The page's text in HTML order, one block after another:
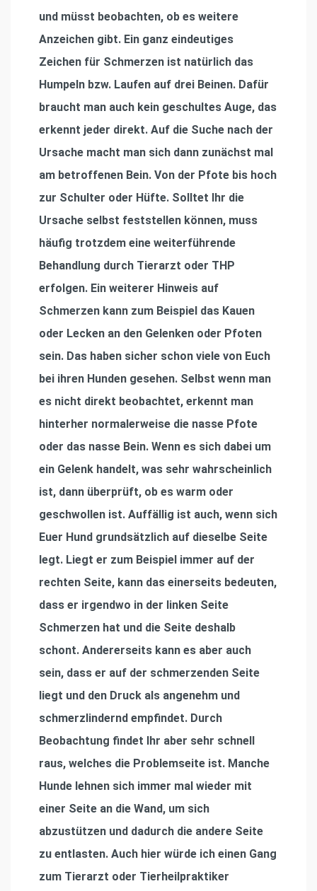
und müsst beobachten, ob es weitere
Anzeichen gibt. Ein ganz eindeutiges
Zeichen für Schmerzen ist natürlich das
Humpeln bzw. Laufen auf drei Beinen. Dafür
braucht man auch kein geschultes Auge, das
erkennt jeder direkt. Auf die Suche nach der
Ursache macht man sich dann zunächst mal
am betroffenen Bein. Von der Pfote bis hoch
zur Schulter oder Hüfte. Solltet Ihr die
Ursache selbst feststellen können, muss
häufig trotzdem eine weiterführende
Behandlung durch Tierarzt oder THP
erfolgen. Ein weiterer Hinweis auf
Schmerzen kann zum Beispiel das Kauen
oder Lecken an den Gelenken oder Pfoten
sein. Das haben sicher schon viele von Euch
bei ihren Hunden gesehen. Selbst wenn man
es nicht direkt beobachtet, erkennt man
hinterher normalerweise die nasse Pfote
oder das nasse Bein. Wenn es sich dabei um
ein Gelenk handelt, was sehr wahrscheinlich
ist, dann überprüft, ob es warm oder
geschwollen ist. Auffällig ist auch, wenn sich
Euer Hund grundsätzlich auf dieselbe Seite
legt. Liegt er zum Beispiel immer auf der
rechten Seite, kann das einerseits bedeuten,
dass er irgendwo in der linken Seite
Schmerzen hat und die Seite deshalb
schont. Andererseits kann es aber auch
sein, dass er auf der schmerzenden Seite
liegt und den Druck als angenehm und
schmerzlindernd empfindet. Durch
Beobachtung findet Ihr aber sehr schnell
raus, welches die Problemseite ist. Manche
Hunde lehnen sich immer mal wieder mit
einer Seite an die Wand, um sich
abzustützen und dadurch die andere Seite
zu entlasten. Auch hier würde ich einen Gang
zum Tierarzt oder Tierheilpraktiker